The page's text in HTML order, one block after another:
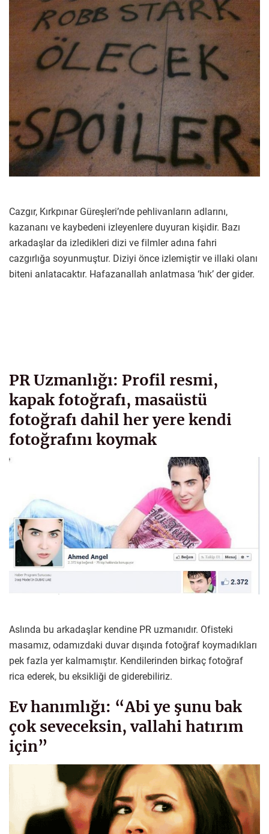
Cazgır, Kırkpınar Güreşleri’nde pehlivanların adlarını,
kazananı ve kaybedeni izleyenlere duyuran kişidir. Bazı
arkadaşlar da izledikleri dizi ve filmler adına fahri
cazgırlığa soyunmuştur. Diziyi önce izlemiştir ve illaki olanı
biteni anlatacaktır. Hafazanallah anlatmasa ‘hık’ der gider.
PR Uzmanlığı: Profil resmi,
kapak fotoğrafı, masaüstü
fotoğrafı dahil her yere kendi
fotoğrafını koymak
Aslında bu arkadaşlar kendine PR uzmanıdır. Ofisteki
masamız, odamızdaki duvar dışında fotoğraf koymadıkları
pek fazla yer kalmamıştır. Kendilerinden birkaç fotoğraf
rica ederek, bu eksikliği de giderebiliriz.
Ev hanımlığı: “Abi ye şunu bak
çok seveceksin, vallahi hatırım
için”